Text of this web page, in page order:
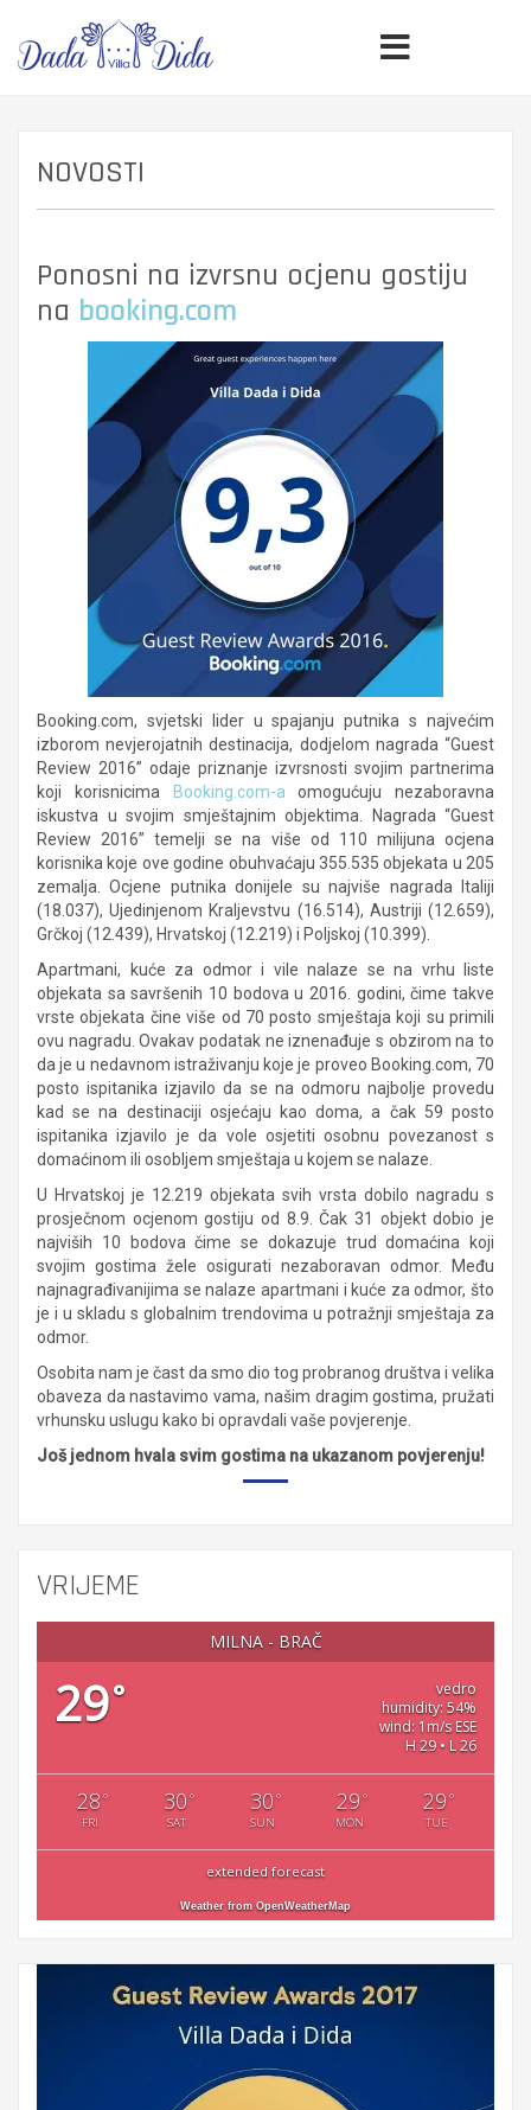
NOVOSTI
Ponosni na izvrsnu ocjenu gostiju
na booking.com
Booking.com, svjetski lider u spajanju putnika s najvećim
izborom nevjerojatnih destinacija, dodjelom nagrada “Guest
Review 2016” odaje priznanje izvrsnosti svojim partnerima
koji korisnicima
Booking.com-a omogućuju nezaboravna
iskustva u svojim smještajnim objektima. Nagrada “Guest
Review 2016” temelji se na više od 110 milijuna ocjena
korisnika koje ove godine obuhvaćaju 355.535 objekata u 205
zemalja. Ocjene putnika donijele su najviše nagrada Italiji
(18.037), Ujedinjenom Kraljevstvu (16.514), Austriji (12.659),
Grčkoj (12.439), Hrvatskoj (12.219) i Poljskoj (10.399).
Apartmani, kuće za odmor i vile nalaze se na vrhu liste
objekata sa savršenih 10 bodova u 2016. godini, čime takve
vrste objekata čine više od 70 posto smještaja koji su primili
ovu nagradu. Ovakav podatak ne iznenađuje s obzirom na to
da je u nedavnom istraživanju koje je proveo Booking.com, 70
posto ispitanika izjavilo da se na odmoru najbolje provedu
kad se na destinaciji osjećaju kao doma, a čak 59 posto
ispitanika izjavilo je da vole osjetiti osobnu povezanost s
domaćinom ili osobljem smještaja u kojem se nalaze.
U Hrvatskoj je 12.219 objekata svih vrsta dobilo nagradu s
prosječnom ocjenom gostiju od 8.9. Čak 31 objekt dobio je
najviših 10 bodova čime se dokazuje trud domaćina koji
svojim gostima žele osigurati nezaboravan odmor. Među
najnagrađivanijima se nalaze apartmani i kuće za odmor, što
je i u skladu s globalnim trendovima u potražnji smještaja za
odmor.
Osobita nam je čast da smo dio tog probranog društva i velika
obaveza da nastavimo vama, našim dragim gostima, pružati
vrhunsku uslugu kako bi opravdali vaše povjerenje.
Još jednom hvala svim gostima na ukazanom povjerenju!
VRIJEME
MILNA - BRAČ
29°
vedro
humidity: 54%
wind: 1m/s ESE
H 29 • L 26
28°
FRI
30°
SAT
30°
SUN
29°
MON
29°
TUE
extended forecast
Weather from OpenWeatherMap